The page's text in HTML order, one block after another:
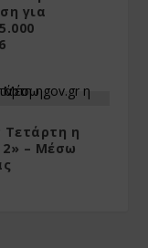
για
η
– Μέσω